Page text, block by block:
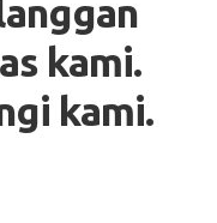
kami.
kami.